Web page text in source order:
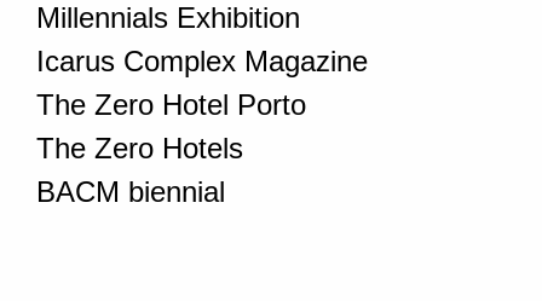
Millennials Exhibition
Icarus Complex Magazine
The Zero Hotel Porto
The Zero Hotels
BACM biennial